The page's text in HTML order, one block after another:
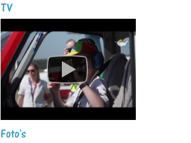
TV
Foto's